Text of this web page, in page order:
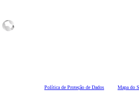
Política de Proteção de Dados Mapa do